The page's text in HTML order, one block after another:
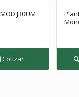
J30UM
Cotizar